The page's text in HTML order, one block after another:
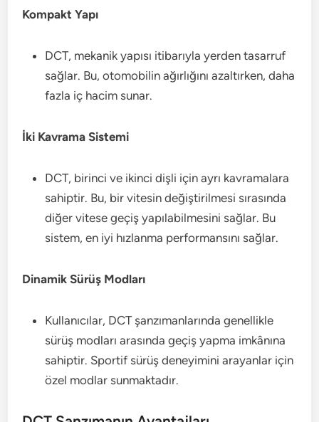
Kompakt Yapı
DCT, mekanik yapısı itibarıyla yerden tasarruf
sağlar. Bu, otomobilin ağırlığını azaltırken, daha
fazla iç hacim sunar.
İki Kavrama Sistemi
DCT, birinci ve ikinci dişli için ayrı kavramalara
sahiptir. Bu, bir vitesin değiştirilmesi sırasında
diğer vitese geçiş yapılabilmesini sağlar. Bu
sistem, en iyi hızlanma performansını sağlar.
Dinamik Sürüş Modları
Kullanıcılar, DCT şanzımanlarında genellikle
sürüş modları arasında geçiş yapma imkânına
sahiptir. Sportif sürüş deneyimini arayanlar için
özel modlar sunmaktadır.